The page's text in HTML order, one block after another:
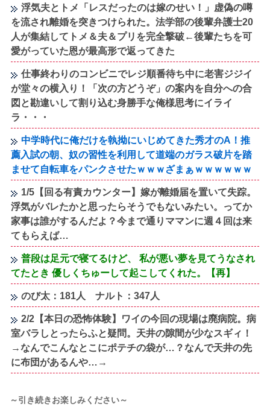
浮気夫とトメ「レスだったのは嫁のせい！」虚偽の噂
を流され離婚を突きつけられた。法学部の後輩弁護士20
人が集結してトメ＆夫＆プリを完全撃破←後輩たちを可
愛がっていた恩が最高形で返ってきた
仕事終わりのコンビニでレジ順番待ち中に老害ジジイ
が堂々の横入り！「次の方どうぞ」の案内を自分への合
図と勘違いして割り込む身勝手な俺様思考にイライ
ラ・・・
中学時代に俺だけを執拗にいじめてきた秀才のA！推
薦入試の朝、奴の習性を利用して道端のガラス破片を踏
ませて自転車をパンクさせたｗｗｗざまぁｗｗｗｗｗｗ
1/5【回る有責カウンター】嫁が離婚届を置いて失踪。
浮気がバレたかと思ったらそうでもないみたい。ってか
家事は誰がするんだよ？今まで通りママンに週４回は来
てもらえば…
普段は足元で寝てるけど、 私が悪い夢を見てうなされ
てたとき 優しくちゅーして起こしてくれた。【再】
のび太：181人 ナルト：347人
2/2【本日の恐怖体験】ワイの今回の現場は廃病院。病
室バラしとったらふと疑問。天井の隙間が少なスギィ！
→なんでこんなとこにポテチの袋が…？なんで天井の先
に布団があるんや…→
～引き続きお楽しみください～